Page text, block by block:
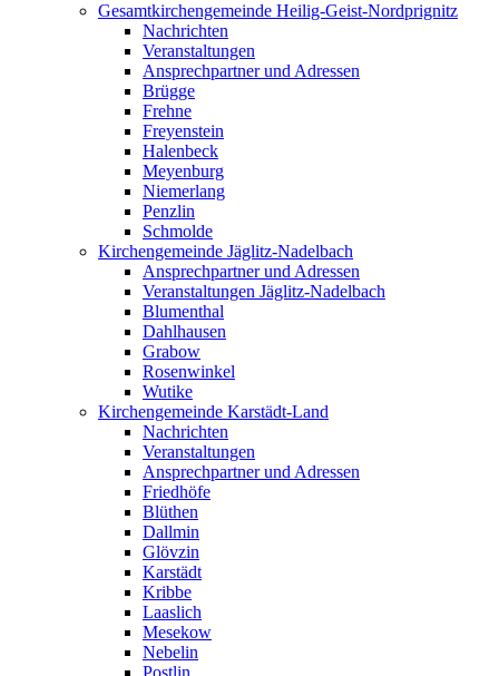
Gesamtkirchengemeinde Heilig-Geist-Nordprignitz
Nachrichten
Veranstaltungen
Ansprechpartner und Adressen
Brügge
Frehne
Freyenstein
Halenbeck
Meyenburg
Niemerlang
Penzlin
Schmolde
Kirchengemeinde Jäglitz-Nadelbach
Ansprechpartner und Adressen
Veranstaltungen Jäglitz-Nadelbach
Blumenthal
Dahlhausen
Grabow
Rosenwinkel
Wutike
Kirchengemeinde Karstädt-Land
Nachrichten
Veranstaltungen
Ansprechpartner und Adressen
Friedhöfe
Blüthen
Dallmin
Glövzin
Karstädt
Kribbe
Laaslich
Mesekow
Nebelin
Postlin